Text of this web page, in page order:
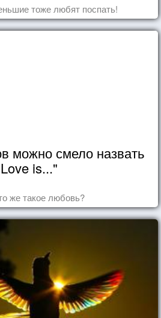
тоже любят поспать!
можно смело назвать
is..."
же такое любовь?